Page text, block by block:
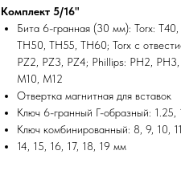
Комплект 5/16"
Бита 6-гранная (30 мм): Torx:
ТH50, ТH55, ТH60; Torx с
PZ2, PZ3, PZ4; Phillips: PH2,
M10, М12
Отвертка магнитная для вставок
Ключ 6-гранный Г-образный:
Ключ комбинированный: 8, 9, 10,
14, 15, 16, 17, 18, 19 мм